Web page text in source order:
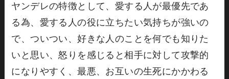
ヤンデレの特徴として、愛する人が最優先であ
る為、愛する人の役に立ちたい気持ちが強いの
で、ついつい、好きな人のことを何でも知りた
いと思い、怒りを感じると相手に対して攻撃的
になりやすく、最悪、お互いの生死にかかわる